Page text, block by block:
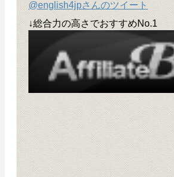
@english4jpさんのツイート
↓総合力の高さでおすすめNo.1